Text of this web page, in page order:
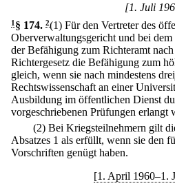
[1. Juli
1 § 174. 2(1) Für den Vertreter des
Oberverwaltungsgericht und bei
der Befähigung zum Richteramt
Richtergesetz die Befähigung zum
gleich, wenn sie nach mindestens
Rechtswissenschaft an einer
Ausbildung im öffentlichen Dienst
vorgeschriebenen Prüfungen erlangt
(2) Bei Kriegsteilnehmern gilt
Absatzes 1 als erfüllt, wenn sie den
Vorschriften genügt haben.
[1. April 1960–1.